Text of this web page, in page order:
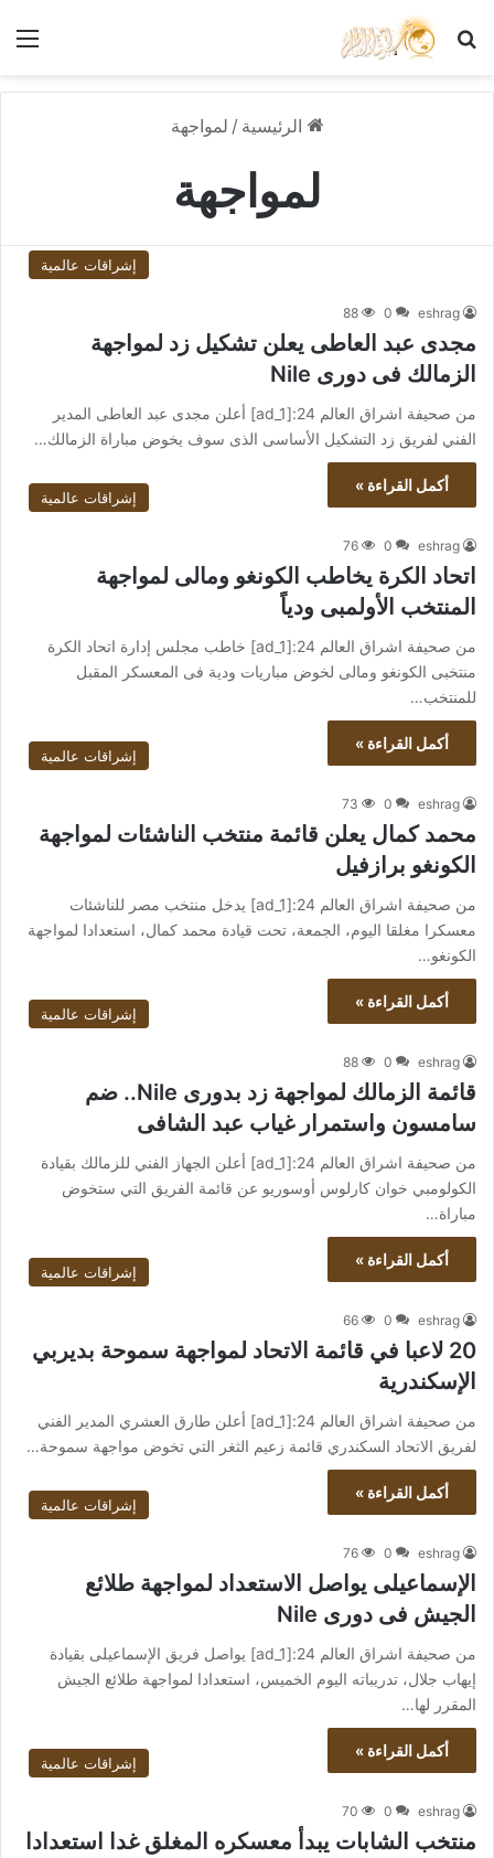
بحث عن
الرئيسية / لمواجهة
لمواجهة
إشراقات عالمية
eshrag
0
88
مجدى عبد العاطى يعلن تشكيل زد لمواجهة
الزمالك فى دورى Nile
من صحيفة اشراق العالم 24:[ad_1] أعلن مجدى عبد العاطى المدير
الفني لفريق زد التشكيل الأساسى الذى سوف يخوض مباراة الزمالك…
أكمل القراءة »
إشراقات عالمية
eshrag
0
76
اتحاد الكرة يخاطب الكونغو ومالى لمواجهة
المنتخب الأولمبى ودياً
من صحيفة اشراق العالم 24:[ad_1] خاطب مجلس إدارة اتحاد الكرة
منتخبى الكونغو ومالى لخوض مباريات ودية فى المعسكر المقبل
للمنتخب…
أكمل القراءة »
إشراقات عالمية
eshrag
0
73
محمد كمال يعلن قائمة منتخب الناشئات لمواجهة
الكونغو برازفيل
من صحيفة اشراق العالم 24:[ad_1] يدخل منتخب مصر للناشئات
معسكرا مغلقا اليوم، الجمعة، تحت قيادة محمد كمال، استعدادا لمواجهة
الكونغو…
أكمل القراءة »
إشراقات عالمية
eshrag
0
88
قائمة الزمالك لمواجهة زد بدورى Nile.. ضم
سامسون واستمرار غياب عبد الشافى
من صحيفة اشراق العالم 24:[ad_1] أعلن الجهاز الفني للزمالك بقيادة
الكولومبي خوان كارلوس أوسوريو عن قائمة الفريق التي ستخوض
مباراة…
أكمل القراءة »
إشراقات عالمية
eshrag
0
66
20 لاعبا في قائمة الاتحاد لمواجهة سموحة بديربي
الإسكندرية
من صحيفة اشراق العالم 24:[ad_1] أعلن طارق العشري المدير الفني
لفريق الاتحاد السكندري قائمة زعيم الثغر التي تخوض مواجهة سموحة…
أكمل القراءة »
إشراقات عالمية
eshrag
0
76
الإسماعيلى يواصل الاستعداد لمواجهة طلائع
الجيش فى دورى Nile
من صحيفة اشراق العالم 24:[ad_1] يواصل فريق الإسماعيلى بقيادة
إيهاب جلال، تدريباته اليوم الخميس، استعدادا لمواجهة طلائع الجيش
المقرر لها…
أكمل القراءة »
إشراقات عالمية
eshrag
0
70
منتخب الشابات يبدأ معسكره المغلق غدا استعدادا